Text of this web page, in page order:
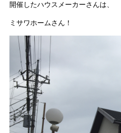
開催したハウスメーカーさんは、
ミサワホームさん！